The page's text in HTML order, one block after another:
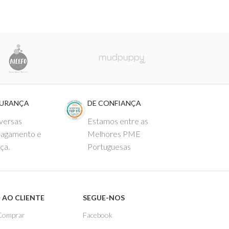
e
DE CONFIANÇA
Estamos entre as
Melhores PME
Portuguesas
CLIENTE
SEGUE-NOS
Facebook